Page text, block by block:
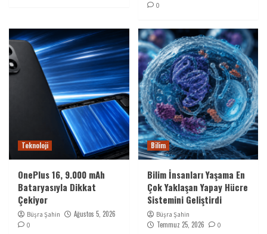
0
Teknoloji
OnePlus 16, 9.000 mAh
Bataryasıyla Dikkat
Çekiyor
Büşra Şahin Ağustos 5, 2026
0
Bilim
Bilim İnsanları Yaşama En
Çok Yaklaşan Yapay Hücre
Sistemini Geliştirdi
Büşra Şahin
Temmuz 25, 2026 0